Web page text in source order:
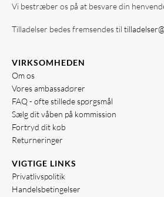
Vi bestræber os på at besvare din
Tilladelser bedes fremsendes til
VIRKSOMHEDEN
Om os
Vores ambassadører
FAQ - ofte stillede spørgsmål
Sælg dit våben på kommission
Fortryd dit køb
Returneringer
VIGTIGE LINKS
Privatlivspolitik
Handelsbetingelser